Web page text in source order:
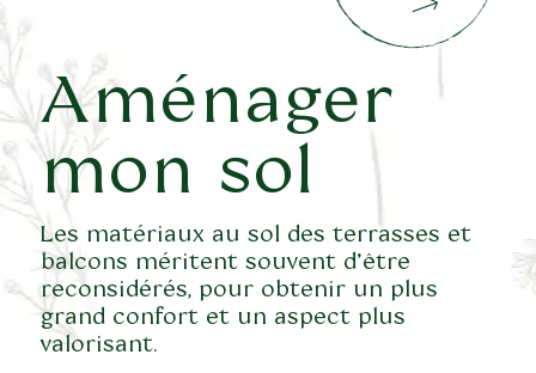
Aménager
mon sol
Les matériaux au sol des terrasses et
balcons méritent souvent d’être
reconsidérés, pour obtenir un plus
grand confort et un aspect plus
valorisant.